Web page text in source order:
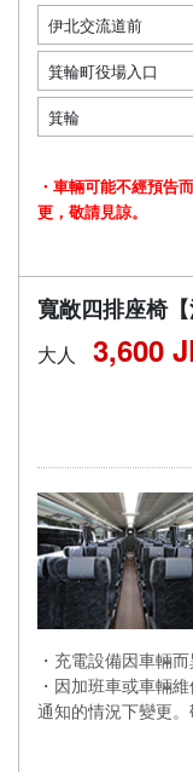
伊北交流道前
箕輪町役場入口
箕輪
・車輛可能不經預告
更，敬請見諒。
寬敞四排座椅
大人 3,600
・充電設備因車輛
・因加班車或車輛
通知的情況下變更。